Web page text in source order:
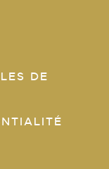
DE